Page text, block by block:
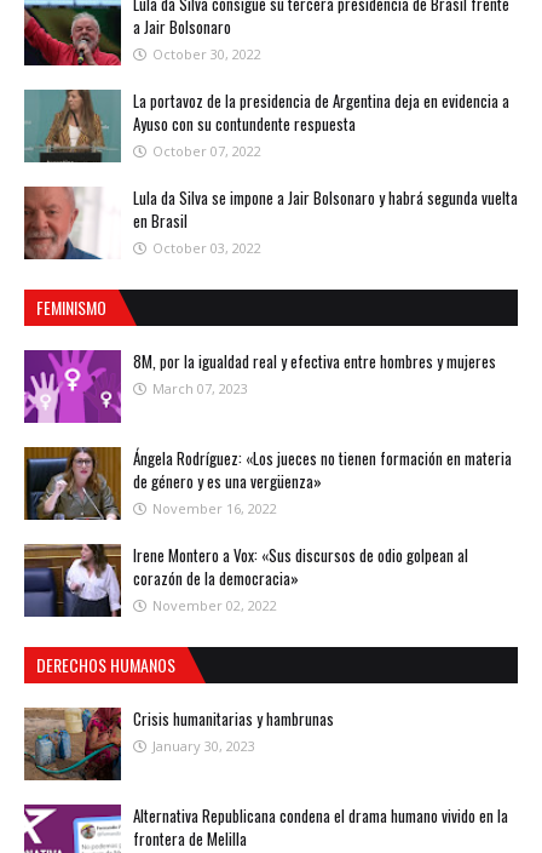
a Jair Bolsonaro
October 30, 2022
La portavoz de la presidencia de Argentina deja en evidencia a
Ayuso con su contundente respuesta
October 07, 2022
Lula da Silva se impone a Jair Bolsonaro y habrá segunda vuelta
en Brasil
October 03, 2022
FEMINISMO
8M, por la igualdad real y efectiva entre hombres y mujeres
March 07, 2023
Ángela Rodríguez: «Los jueces no tienen formación en materia
de género y es una vergüenza»
November 16, 2022
Irene Montero a Vox: «Sus discursos de odio golpean al
corazón de la democracia»
November 02, 2022
DERECHOS HUMANOS
Crisis humanitarias y hambrunas
January 30, 2023
Alternativa Republicana condena el drama humano vivido en la
frontera de Melilla